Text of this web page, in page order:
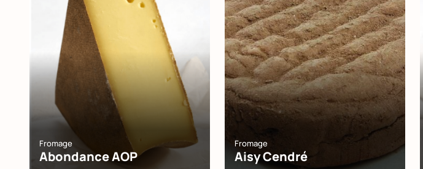
Fromage
Abondance AOP
Fromage
Aisy Cendré